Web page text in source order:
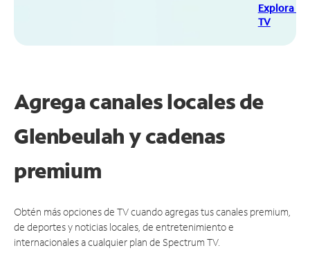
Explora
TV
Agrega canales locales de
Glenbeulah y cadenas
premium
Obtén más opciones de TV cuando agregas tus canales premium,
de deportes y noticias locales, de entretenimiento e
internacionales a cualquier plan de Spectrum TV.